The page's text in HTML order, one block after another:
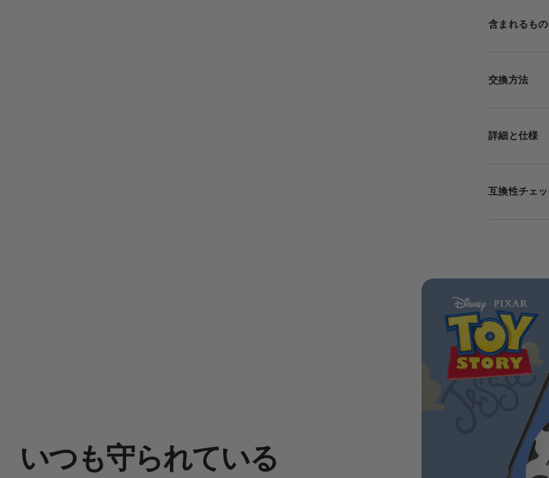
含まれるもの
交換方法
詳細と仕様
互換性チェ
いつも守られている